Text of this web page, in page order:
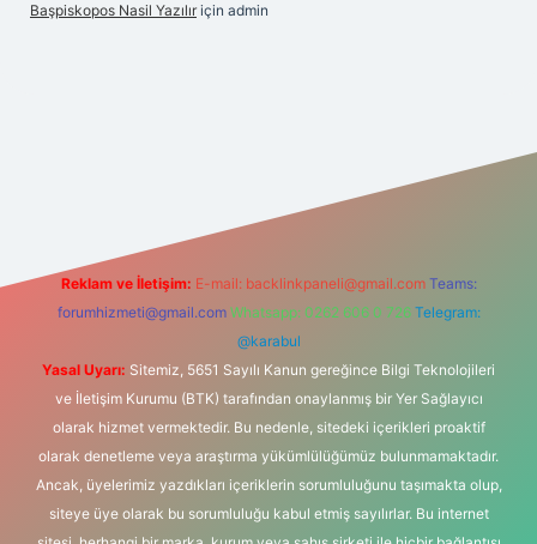
Başpiskopos Nasil Yazılır için admin
Reklam ve İletişim: E-mail: backlinkpaneli@gmail.com Teams:
forumhizmeti@gmail.com Whatsapp: 0262 606 0 726 Telegram:
@karabul
Yasal Uyarı: Sitemiz, 5651 Sayılı Kanun gereğince Bilgi Teknolojileri
ve İletişim Kurumu (BTK) tarafından onaylanmış bir Yer Sağlayıcı
olarak hizmet vermektedir. Bu nedenle, sitedeki içerikleri proaktif
olarak denetleme veya araştırma yükümlülüğümüz bulunmamaktadır.
Ancak, üyelerimiz yazdıkları içeriklerin sorumluluğunu taşımakta olup,
siteye üye olarak bu sorumluluğu kabul etmiş sayılırlar. Bu internet